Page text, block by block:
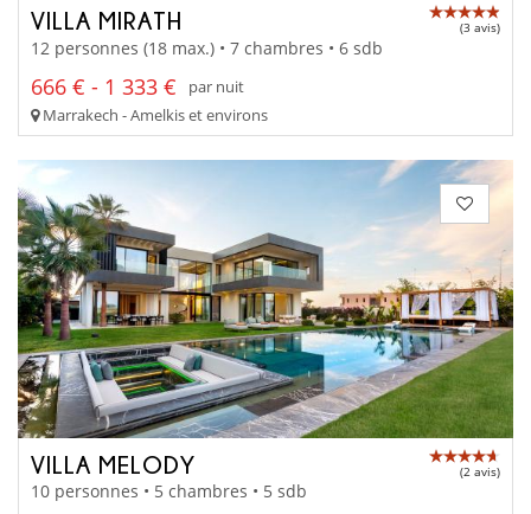
VILLA MIRATH (3 avis)
12 personnes (18 max.) • 7 chambres • 6 sdb
666 € - 1 333 €
par nuit
Marrakech - Amelkis et environs
VILLA MELODY (2 avis)
10 personnes • 5 chambres • 5 sdb